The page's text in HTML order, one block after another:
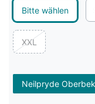
Bitte wählen
XXL
Neilpryde